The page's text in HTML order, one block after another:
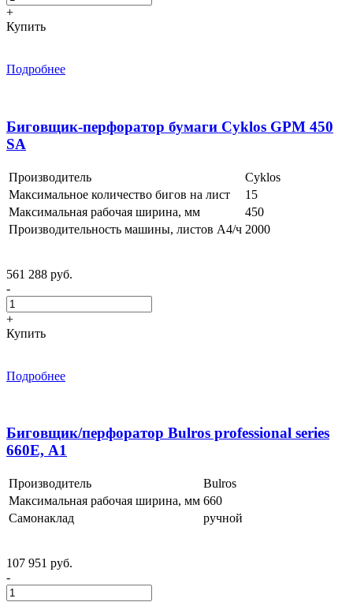
+
Купить
Подробнее
Биговщик-перфоратор бумаги Cyklos GPM 450
SA
Производитель
Cyklos
Максимальное количество бигов на лист
15
Максимальная рабочая ширина, мм
450
Производительность машины, листов А4/ч 2000
561 288 руб.
-
+
Купить
Подробнее
Биговщик/перфоратор Bulros professional series
660Е, A1
Производитель
Bulros
Максимальная рабочая ширина, мм 660
Самонаклад
ручной
107 951 руб.
-